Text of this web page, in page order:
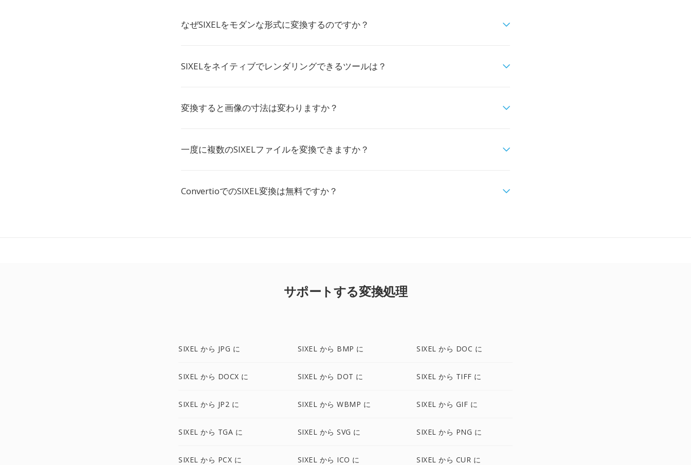
なぜSIXELをモダンな形式に変換するのですか？
SIXELをネイティブでレンダリングできるツールは？
変換すると画像の寸法は変わりますか？
一度に複数のSIXELファイルを変換できますか？
ConvertioでのSIXEL変換は無料ですか？
サポートする変換処理
SIXEL から JPG に SIXEL から BMP に SIXEL から DOC に
SIXEL から DOCX に SIXEL から DOT に SIXEL から TIFF に
SIXEL から JP2 に SIXEL から WBMP に SIXEL から GIF に
SIXEL から TGA に SIXEL から SVG に SIXEL から PNG に
SIXEL から PCX に SIXEL から ICO に SIXEL から CUR に